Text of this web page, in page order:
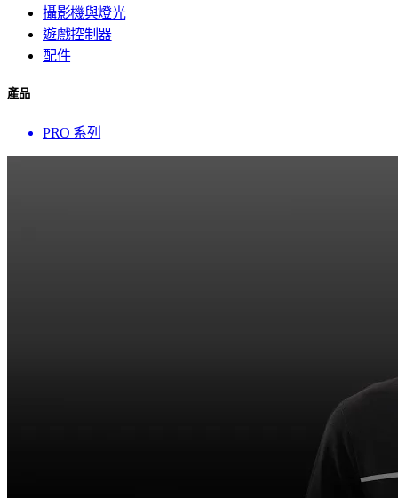
攝影機與燈光
遊戲控制器
配件
產品
PRO 系列